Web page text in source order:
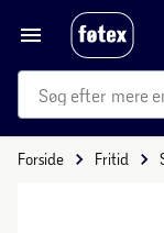
mere
Forside Fritid